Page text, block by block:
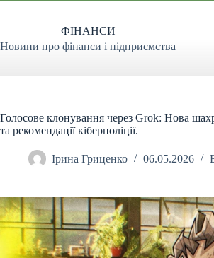
Перейти
ФІНАНСИ
Новини про фінанси і підприємства
Голосове клонування через Grok: Нова
та рекомендації кіберполіції.
Ірина Гриценко 06.05.2026